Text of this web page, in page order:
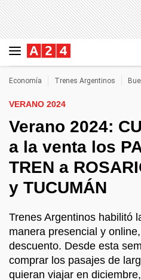
Economía Trenes Argentinos
VERANO 2024
Verano 2024:
a la venta los
TREN a
y TUCUMÁN
Trenes Argentinos habilitó
manera presencial y
descuento. Desde esta
comprar los pasajes de
quieran viajar en